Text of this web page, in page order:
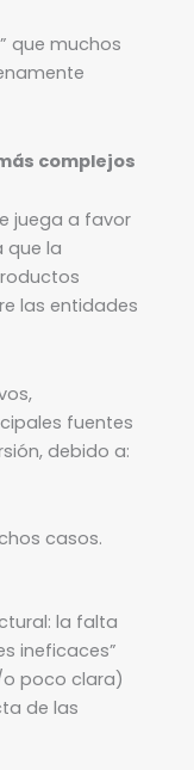
que muchos
complejos
juega a favor
que la
las entidades
fuentes
debido a:
casos.
la falta
ineficaces”
poco clara)
de las